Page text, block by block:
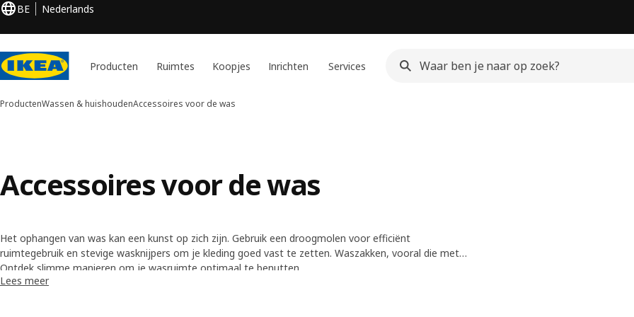
BE Nederlands
Producten Ruimtes Koopjes Inrichten Services
ProductenWassen & huishoudenAccessoires voor de was
Accessoires voor de was
Het ophangen van was kan een kunst op zich zijn. Gebruik een droogmolen voor efficiënt
ruimtegebruik en stevige wasknijpers om je kleding goed vast te zetten. Waszakken, vooral die met
rits, zijn handig voor het beschermen van delicate items.
Ontdek slimme manieren om je wasruimte optimaal te benutten
Lees meer